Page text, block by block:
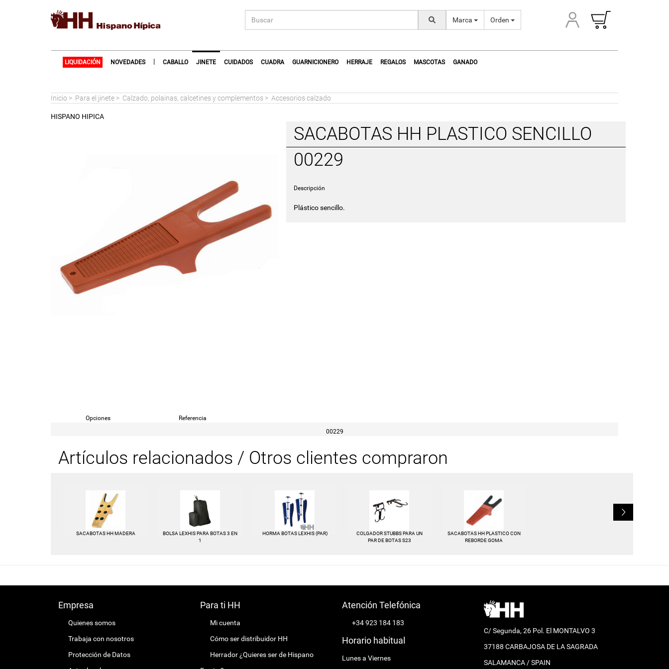
Marca Orden
LIQUIDACIÓN NOVEDADES | CABALLO JINETE CUIDADOS CUADRA GUARNICIONERO HERRAJE REGALOS MASCOTAS GANADO
Inicio > Para el jinete > Calzado, polainas, calcetines y complementos > Accesorios calzado
HISPANO HIPICA
SACABOTAS HH PLASTICO SENCILLO
00229
Descripción
Plástico sencillo.
Opciones
Referencia
00229
Artículos relacionados / Otros clientes compraron
SACABOTAS HH MADERA
BOLSA LEXHIS PARA BOTAS 3 EN
1
HORMA BOTAS LEXHIS (PAR)
COLGADOR STUBBS PARA UN
PAR DE BOTAS S23
SACABOTAS HH PLASTICO CON
REBORDE GOMA
L
Empresa
Quienes somos
Trabaja con nosotros
Protección de Datos
Para ti HH
Mi cuenta
Cómo ser distribuidor HH
Herrador ¿Quieres ser de Hispano
Atención Telefónica
+34 923 184 183
Horario habitual
Lunes a Viernes
C/ Segunda, 26 Pol. El MONTALVO 3
37188 CARBAJOSA DE LA SAGRADA
SALAMANCA / SPAIN